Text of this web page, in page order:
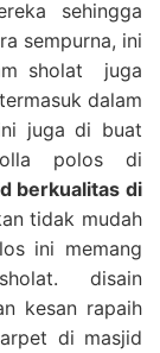
sehingga
sempurna, ini
sholat juga
dalam
juga di buat
polos di
berkualitas di
tidak mudah
ini memang
disain
kesan rapaih
di masjid